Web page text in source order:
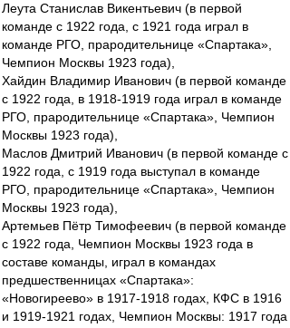
Леута Станислав Викентьевич (в первой
команде с 1922 года, с 1921 года играл в
команде РГО, прародительнице «Спартака»,
Чемпион Москвы 1923 года),
Хайдин Владимир Иванович (в первой команде
с 1922 года, в 1918-1919 года играл в команде
РГО, прародительнице «Спартака», Чемпион
Москвы 1923 года),
Маслов Дмитрий Иванович (в первой команде с
1922 года, с 1919 года выступал в команде
РГО, прародительнице «Спартака», Чемпион
Москвы 1923 года),
Артемьев Пётр Тимофеевич (в первой команде
с 1922 года, Чемпион Москвы 1923 года в
составе команды, играл в командах
предшественницах «Спартака»:
«Новогиреево» в 1917-1918 годах, КФС в 1916
и 1919-1921 годах, Чемпион Москвы: 1917 года